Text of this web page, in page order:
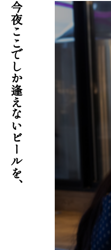
今夜ここでしか逢えないビールを、